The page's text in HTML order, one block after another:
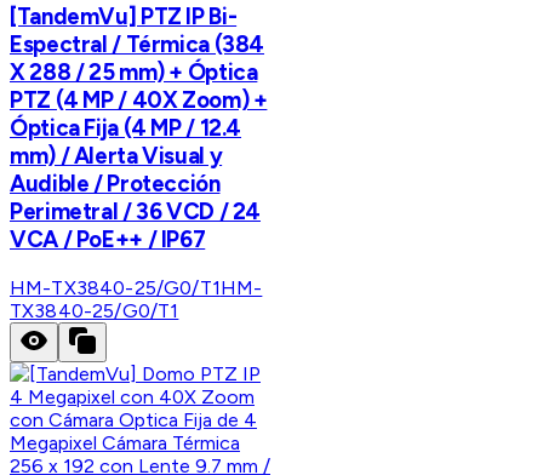
[TandemVu] PTZ IP Bi-
Espectral / Térmica (384
X 288 / 25 mm) + Óptica
PTZ (4 MP / 40X Zoom) +
Óptica Fija (4 MP / 12.4
mm) / Alerta Visual y
Audible / Protección
Perimetral / 36 VCD / 24
VCA / PoE++ / IP67
HM-TX3840-25/G0/T1HM-
TX3840-25/G0/T1